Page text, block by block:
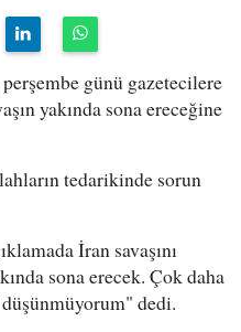
günü gazetecilere
yakında sona ereceğine
tedarikinde sorun
İran savaşını
sona erecek. Çok daha
dedi.